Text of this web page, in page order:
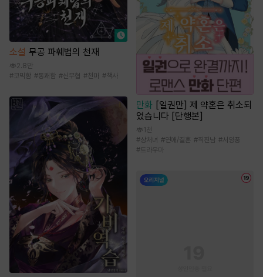
소설 무공 파훼법의 천재
2.8만
#코믹함 #통쾌함 #신무협 #천마 # 책사
만화 [일권만] 제 약혼은 취소되
었습니다 [단행본]
1천
#상처녀 #연애/결혼 #직진남 #서양풍
#트라우마